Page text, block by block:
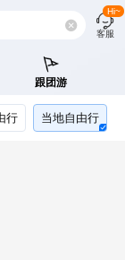
客服
Hi~
跟团游
行 当地自由行